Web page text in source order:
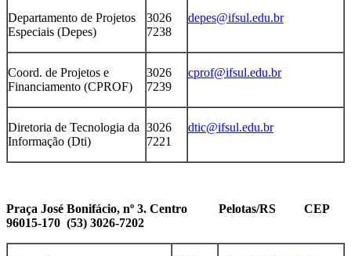
Departamento de Projetos
Especiais (Depes)
3026
7238
depes@ifsul.edu.br
Coord. de Projetos e
Financiamento (CPROF)
3026
7239
cprof@ifsul.edu.br
Diretoria de Tecnologia da
Informação (Dti)
3026
7221
dtic@ifsul.edu.br
Praça José Bonifácio, nº 3. Centro Pelotas/RS CEP
96015-170 (53) 3026-7202